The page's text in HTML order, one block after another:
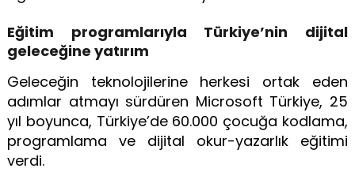
Eğitim programlarıyla Türkiye’nin dijital
geleceğine yatırım
Geleceğin teknolojilerine herkesi ortak eden
adımlar atmayı sürdüren Microsoft Türkiye, 25
yıl boyunca, Türkiye’de 60.000 çocuğa kodlama,
programlama ve dijital okur-yazarlık eğitimi
verdi.